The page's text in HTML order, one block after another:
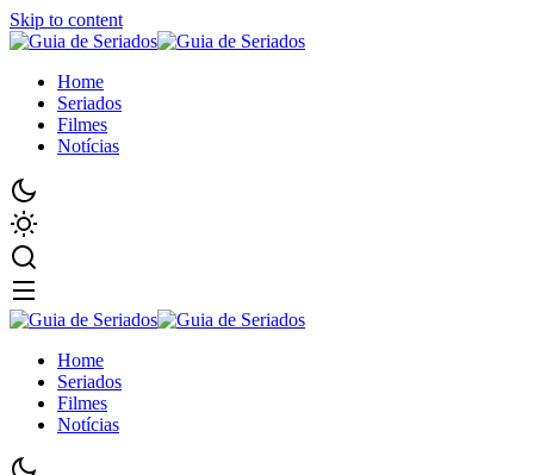
Skip to content
Home
Seriados
Filmes
Notícias
Home
Seriados
Filmes
Notícias